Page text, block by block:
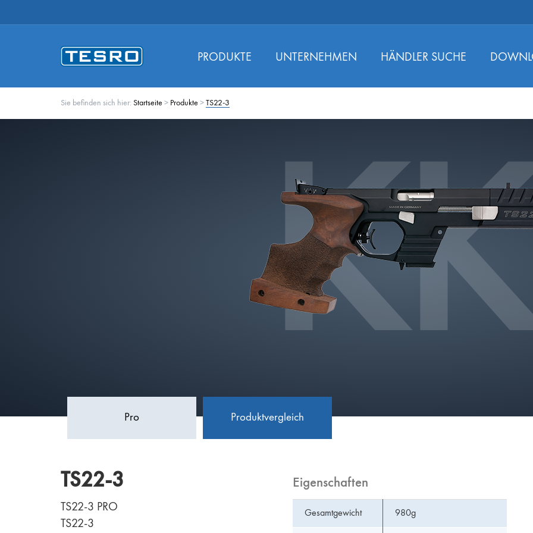
PRODUKTE UNTERNEHMEN HÄNDLER SUCHE
Sie befinden sich hier: Startseite > Produkte > TS22-3
Pro Produktvergleich
TS22-3
TS22-3 PRO
TS22-3
Eigenschaften
Gesamtgewicht 980g